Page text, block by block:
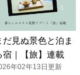
だ見ぬ景色と泊ま
宿｜【旅】連載
年02年13日更新